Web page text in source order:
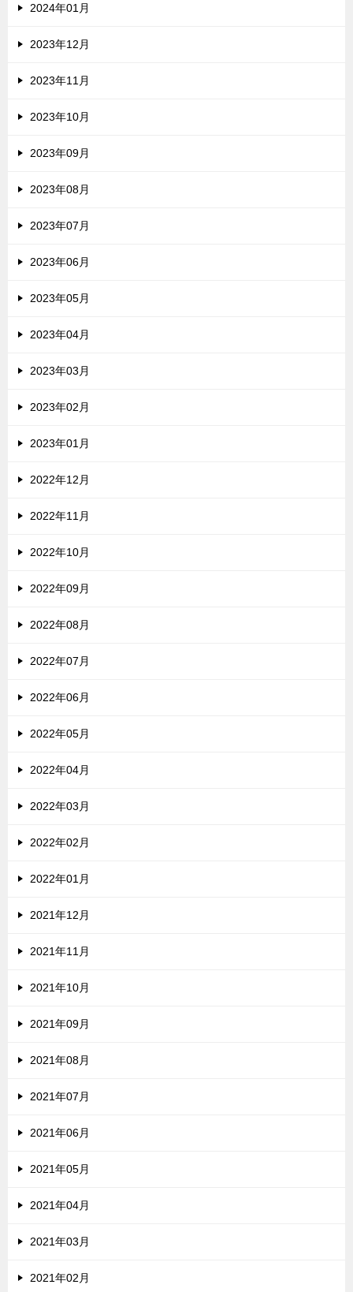
2024年01月
2023年12月
2023年11月
2023年10月
2023年09月
2023年08月
2023年07月
2023年06月
2023年05月
2023年04月
2023年03月
2023年02月
2023年01月
2022年12月
2022年11月
2022年10月
2022年09月
2022年08月
2022年07月
2022年06月
2022年05月
2022年04月
2022年03月
2022年02月
2022年01月
2021年12月
2021年11月
2021年10月
2021年09月
2021年08月
2021年07月
2021年06月
2021年05月
2021年04月
2021年03月
2021年02月